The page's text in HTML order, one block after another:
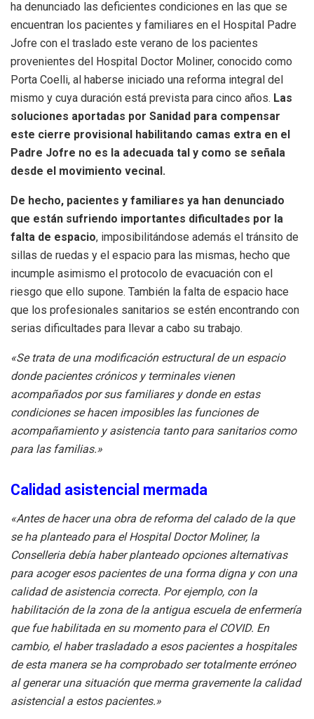
ha denunciado las deficientes condiciones en las que se
encuentran los pacientes y familiares en el Hospital Padre
Jofre con el traslado este verano de los pacientes
provenientes del Hospital Doctor Moliner, conocido como
Porta Coelli, al haberse iniciado una reforma integral del
mismo y cuya duración está prevista para cinco años. Las
soluciones aportadas por Sanidad para compensar
este cierre provisional habilitando camas extra en el
Padre Jofre no es la adecuada tal y como se señala
desde el movimiento vecinal.
De hecho, pacientes y familiares ya han denunciado
que están sufriendo importantes dificultades por la
falta de espacio, imposibilitándose además el tránsito de
sillas de ruedas y el espacio para las mismas, hecho que
incumple asimismo el protocolo de evacuación con el
riesgo que ello supone. También la falta de espacio hace
que los profesionales sanitarios se estén encontrando con
serias dificultades para llevar a cabo su trabajo.
«Se trata de una modificación estructural de un espacio
donde pacientes crónicos y terminales vienen
acompañados por sus familiares y donde en estas
condiciones se hacen imposibles las funciones de
acompañamiento y asistencia tanto para sanitarios como
para las familias.»
Calidad asistencial mermada
«Antes de hacer una obra de reforma del calado de la que
se ha planteado para el Hospital Doctor Moliner, la
Conselleria debía haber planteado opciones alternativas
para acoger esos pacientes de una forma digna y con una
calidad de asistencia correcta. Por ejemplo, con la
habilitación de la zona de la antigua escuela de enfermería
que fue habilitada en su momento para el COVID. En
cambio, el haber trasladado a esos pacientes a hospitales
de esta manera se ha comprobado ser totalmente erróneo
al generar una situación que merma gravemente la calidad
asistencial a estos pacientes.»